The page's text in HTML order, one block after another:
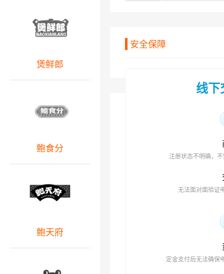
安全保障
线下
注册状态不明确，
无法面对面验证
定金支付后无法确保
煲鲜郎
鲍食分
鲍天府